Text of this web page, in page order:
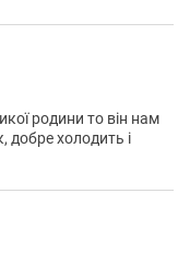
критеріями:
родини то він нам
добре холодить і